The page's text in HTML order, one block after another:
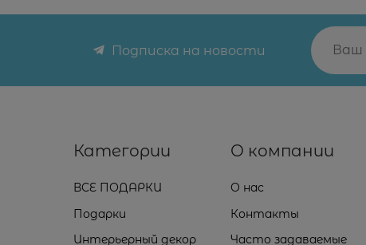
Подписка на новости
Категории
ВСЕ ПОДАРКИ
Подарки
Интерьерный декор
О компании
О нас
Контакты
Часто задаваемые